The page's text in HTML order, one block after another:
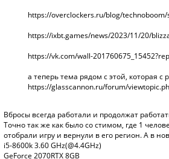
https://overclockers.ru/blog/
https://ixbt.games/news/2023/11/20/
https://vk.com/wall-
а теперь тема рядом с этой, которая с
https://glasscannon.ru/forum/
Вбросы всегда работали и продолжат
Точно так же как было со стимом, где 1
отобрали игру и вернули в его регион. А в
i5-8600k 3.60 GHz(@4.4GHz)
GeForce 2070RTX 8GB